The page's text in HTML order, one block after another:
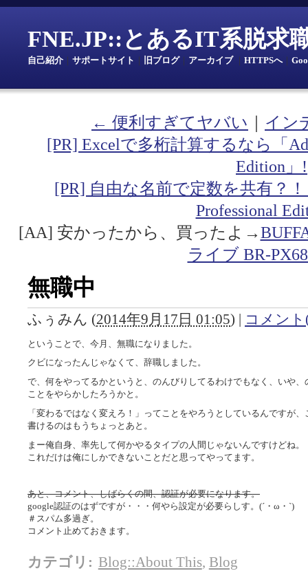
FNE.JP::とあるIT系脱求
自己紹介 サポートサイト 旧ブログ｜ アーカイブ｜ HTTPSへ｜
← 便利すぎてヤバい
イン
[PR] Excelで多桁計算するなら「
Edition」!
[PR] 自由な名前で定数を共有？
Professional
[AA] 安かったから、買ったよ→
ライブ BR-
無職中
ふぅみん (2014年9月17日 01:05) | コメント
ということで、今月、無職になりました。
クビになったんじゃなくて、辞職しました。
で、何をやってるかというと、のんびりしてるわけでもなく、いや
ことをやらかしたろうかと。
「変わるではなく変えろ！」ってことをやろうとしているんですが
書けるのはもうちょっとあと。
まー俺自身、率先して何かやるタイプの人間じゃないんですけどね。
これだけは俺にしかできないことだと思ってやってます。
あと、コメント、しばらくの間、認証が必要になります。
google認証のはずですが・・・何やら設定が必要らしす。(´・ω・`)
＃スパム多過ぎ。
コメント止めておきます。
カテゴリ : Blog::About This, Blog